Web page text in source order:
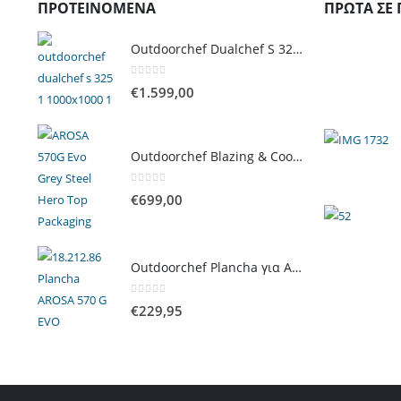
ΠΡΟΤΕΙΝΌΜΕΝΑ
Outdoorchef Dualchef S 325 G Ψησταριά Υγραερίου
€1.599,00
Outdoorchef Blazing & Cooking Zone Kit Plus για Ψησταριά Arosa Evo
€699,00
Outdoorchef Plancha για Arosa Evo
€229,95
ΠΡΏΤΑ ΣΕ